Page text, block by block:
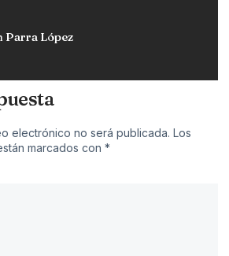
Parra López
electrónico no será publicada. Los
marcados con *